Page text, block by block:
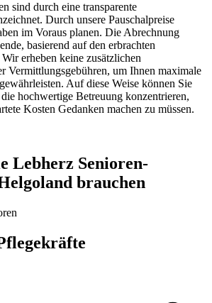
sind durch eine transparente
Durch unsere Pauschalpreise
im Voraus planen. Die Abrechnung
basierend auf den erbrachten
erheben keine zusätzlichen
Vermittlungsgebühren, um Ihnen maximale
Auf diese Weise können Sie
hochwertige Betreuung konzentrieren,
Kosten Gedanken machen zu müssen.
Lebherz Senioren­
brauchen